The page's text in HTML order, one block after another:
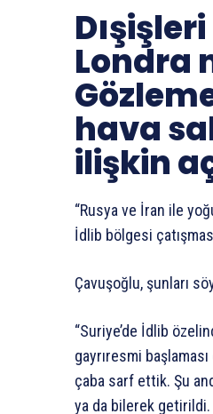
Londra
hava
ilişkin
“Rusya ve İran ile
İdlib bölgesi
Çavuşoğlu, şunları
“Suriye’de İdlib
gayrıresmi
çaba sarf ettik. Şu
ya da bilerek getirildi.